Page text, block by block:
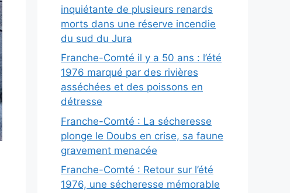
inquiétante de plusieurs renards
morts dans une réserve incendie
du sud du Jura
Franche-Comté il y a 50 ans : l’été
1976 marqué par des rivières
asséchées et des poissons en
détresse
Franche-Comté : La sécheresse
plonge le Doubs en crise, sa faune
gravement menacée
Franche-Comté : Retour sur l’été
1976, une sécheresse mémorable